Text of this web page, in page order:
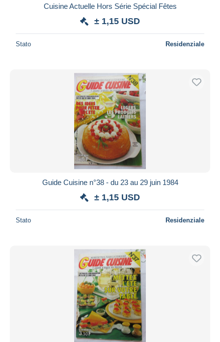
Cuisine Actuelle Hors Série Spécial Fêtes
± 1,15 USD
Stato Residenziale
Guide Cuisine n°38 - du 23 au 29 juin 1984
± 1,15 USD
Stato Residenziale